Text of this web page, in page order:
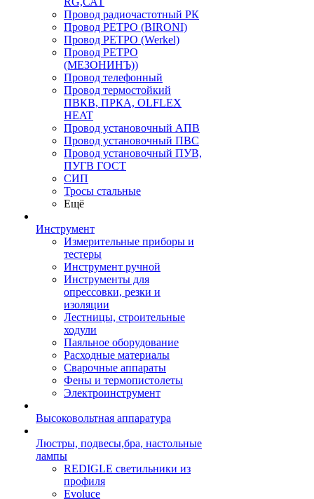
Провод радиочастотный РК
Провод РЕТРО (BIRONI)
Провод РЕТРО (Werkel)
Провод РЕТРО
(МЕЗОНИНЪ))
Провод телефонный
Провод термостойкий
ПВКВ, ПРКА, OLFLEX
HEAT
Провод установочный АПВ
Провод установочный ПВС
Провод установочный ПУВ,
ПУГВ ГОСТ
СИП
Тросы стальные
Ещё
Инструмент
Измерительные приборы и
тестеры
Инструмент ручной
Инструменты для
опрессовки, резки и
изоляции
Лестницы, строительные
ходули
Паяльное оборудование
Расходные материалы
Сварочные аппараты
Фены и термопистолеты
Электроинструмент
Высоковольтная аппаратура
Люстры, подвесы,бра, настольные
лампы
REDIGLE светильники из
профиля
Evoluce